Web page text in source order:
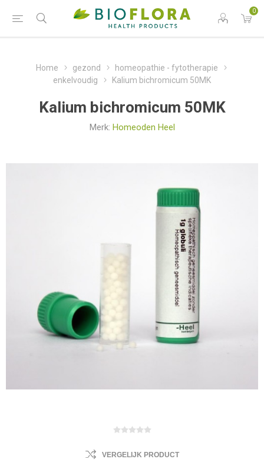
0
Home gezond
homeopathie - fytotherapie
enkelvoudig
Kalium bichromicum 50MK
Kalium bichromicum 50MK
Merk: Homeoden Heel
VERGELIJK PRODUCT